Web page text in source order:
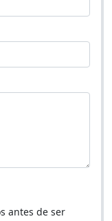
antes de ser